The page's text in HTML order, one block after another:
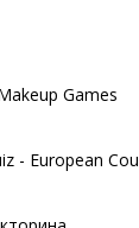
Games
- European Cou